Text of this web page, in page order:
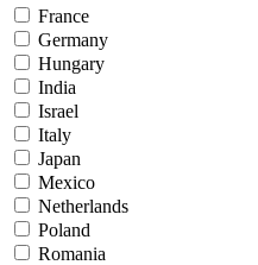
France
Germany
Hungary
India
Israel
Italy
Japan
Mexico
Netherlands
Poland
Romania